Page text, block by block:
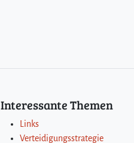
Interessante Themen
Links
Verteidigungsstrategie